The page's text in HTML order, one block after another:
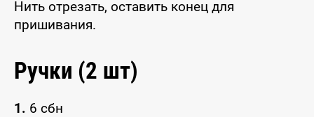
Нить отрезать, оставить конец для
пришивания.
Ручки (2 шт)
1. 6 сбн